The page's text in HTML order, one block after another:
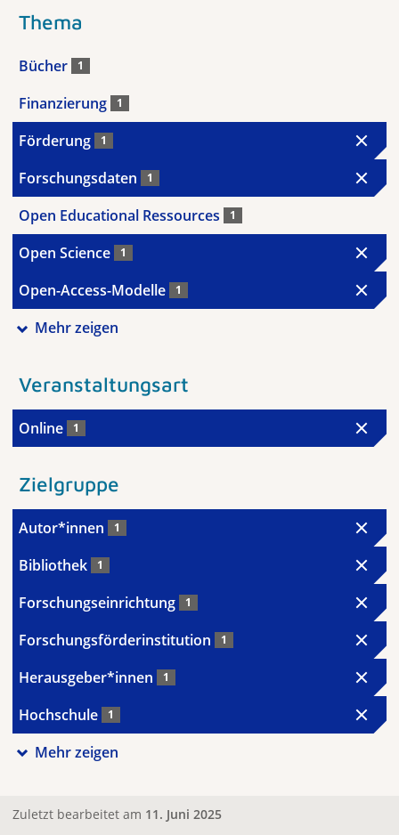
Thema
Bücher 1
Finanzierung 1
Förderung 1
Forschungsdaten 1
Open Educational Ressources 1
Open Science 1
Open-Access-Modelle 1
Mehr zeigen
Veranstaltungsart
Online 1
Zielgruppe
Autor*innen 1
Bibliothek 1
Forschungseinrichtung 1
Forschungsförderinstitution 1
Herausgeber*innen 1
Hochschule 1
Mehr zeigen
Zuletzt bearbeitet am 11. Juni 2025